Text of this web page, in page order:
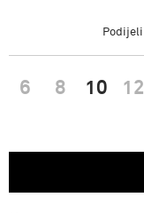
Podijeli
6 8 10 12